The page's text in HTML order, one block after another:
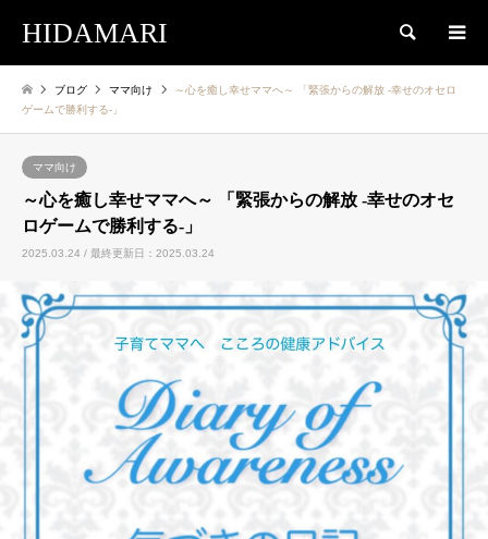
HIDAMARI 検索
ブログ ママ向け
～心を癒し幸せママへ～ 「緊張からの解放 -幸せのオセロ
ゲームで勝利する-」
ママ向け
～心を癒し幸せママへ～ 「緊張からの解放 -幸せのオセ
ロゲームで勝利する-」
2025.03.24 / 最終更新日：2025.03.24